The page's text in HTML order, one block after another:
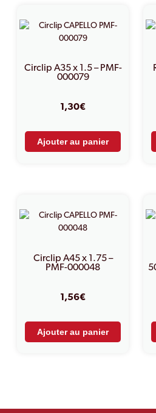
Circlip A35 x 1.5 – PMF-
000079
1,30€
Ajouter au panier
Circlip A45 x 1.75 –
PMF-000048
1,56€
Ajouter au panier